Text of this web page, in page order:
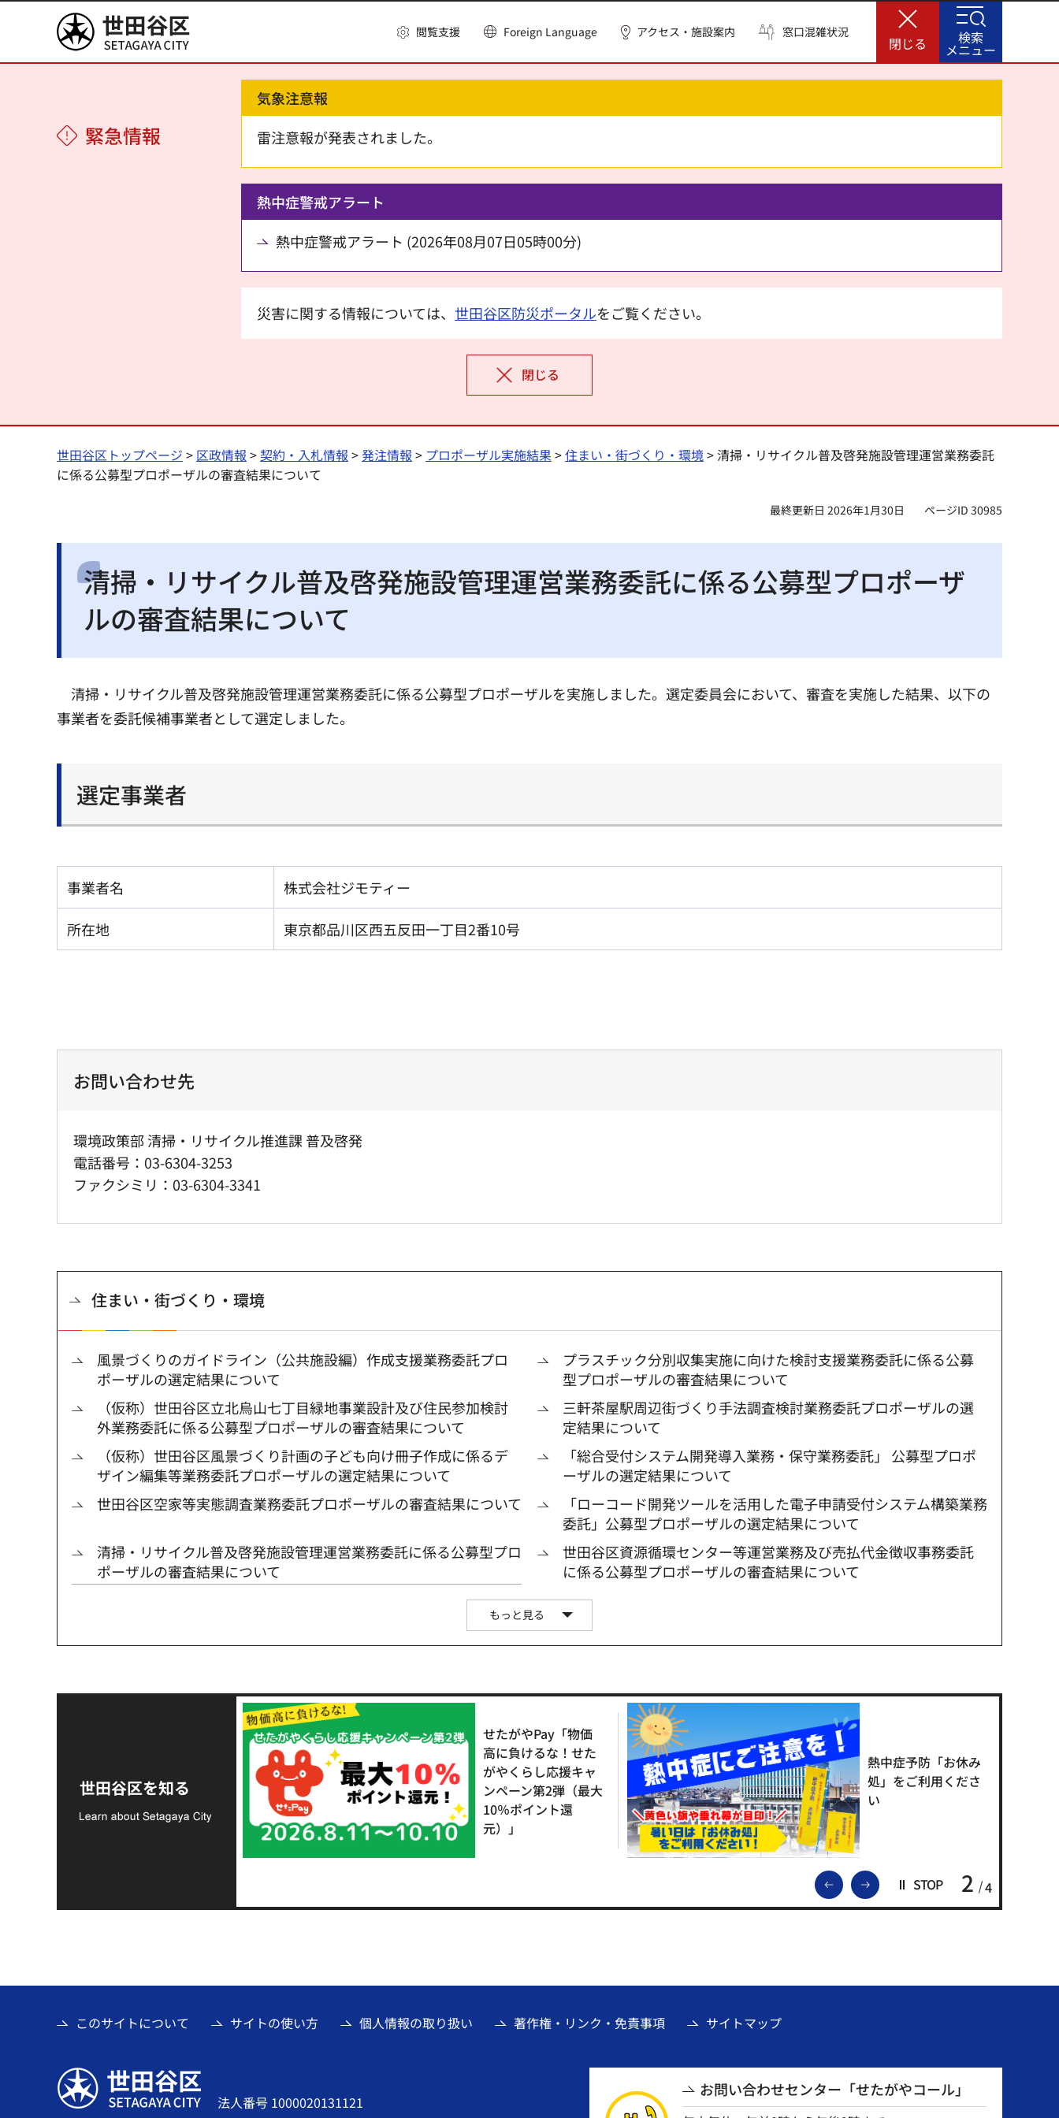
世田谷区 閲覧支援 Foreign Language アクセス・施設案内 窓口混雑状況
閉じる
緊急情報
気象注意報
雷注意報が発表されました。
熱中症警戒アラート
熱中症警戒アラート (2026年08月07日05時00分)
災害に関する情報については、 世田谷区防災ポータルをご覧ください。
閉じる
検索
メニュー
世田谷区トップページ > 区政情報 > 契約・入札情報 >発注情報 > プロポーザル実施結果>住まい・街づくり・環境> 清掃・リサイクル普及啓発施設管理運営業務委託
に係る公募型プロポーザルの審査結果について
最終更新日 2026年1月30日 ページID 30985
清掃・リサイクル普及啓発施設管理運営業務委託に係る公募型プロポーザ
ルの審査結果について
清掃・リサイクル普及啓発施設管理運営業務委託に係る公募型プロポーザルを実施しました。選定委員会において、審査を実施した結果、以下の
事業者を委託候補事業者として選定しました。
選定事業者
事業者名 株式会社ジモティー
所在地 東京都品川区西五反田一丁目2番10号
お問い合わせ先
環境政策部 清掃・リサイクル推進課 普及啓発
電話番号：03-6304-3253
ファクシミリ：03-6304-3341
住まい・街づくり・環境
風景づくりのガイドライン（公共施設編）作成支援業務委託プロ
ポーザルの選定結果について
プラスチック分別収集実施に向けた検討支援業務委託に係る公募
型プロポーザルの審査結果について
（仮称）世田谷区立北烏山七丁目緑地事業設計及び住民参加検討
外業務委託に係る公募型プロポーザルの審査結果について
三軒茶屋駅周辺街づくり手法調査検討業務委託プロポーザルの選
定結果について
（仮称）世田谷区風景づくり計画の子ども向け冊子作成に係るデ
ザイン編集等業務委託プロポーザルの選定結果について
「総合受付システム開発導入業務・保守業務委託」 公募型プロポ
ーザルの選定結果について
世田谷区空家等実態調査業務委託プロポーザルの審査結果について
「ローコード開発ツールを活用した電子申請受付システム構築業務
委託」公募型プロポーザルの選定結果について
清掃・リサイクル普及啓発施設管理運営業務委託に係る公募型プロ
ポーザルの審査結果について
世田谷区資源循環センター等運営業務及び売払代金徴収事務委託
に係る公募型プロポーザルの審査結果について
もっと見る
世田谷区を知る
前のスライドを表示
次のスライドを表示
STOP 2 4
支援金の募集につい
て
せたがやPay「物価
高に負けるな！せた
がやくらし応援キャ
ンペーン第2弾（最大
10％ポイント還
元）」
熱中症予防「お休み
処」をご利用くださ
い
このサイトについて サイトの使い方 個人情報の取り扱い 著作権・リンク・免責事項 サイトマップ
世田谷区
法人番号 1000020131121
お問い合わせセンター「せたがやコール」